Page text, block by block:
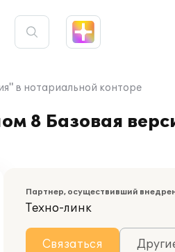
в нотариальной конторе
8 Базовая
Партнер, осуществивший
Техно-линк
Связаться